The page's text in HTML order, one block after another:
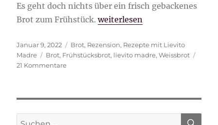
Es geht doch nichts über ein frisch gebackenes
Brot zum Frühstück.„Frühstücksbrot“
weiterlesen
Veröffentlicht
am
Januar 9, 2022 Kategorien
Brot, Rezension, Rezepte mit Lievito
Madre
Schlagwörter
Brot, Frühstücksbrot, lievito madre,Weissbrot
21 Kommentarezu
Suche